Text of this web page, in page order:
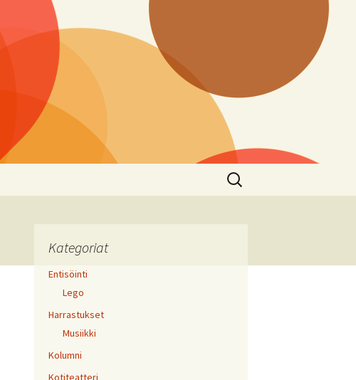
Haku:
Kategoriat
Entisöinti
Lego
Harrastukset
Musiikki
Kolumni
Kotiteatteri